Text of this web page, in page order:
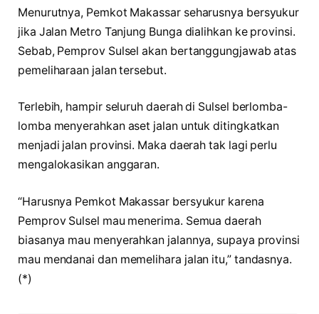
Menurutnya, Pemkot Makassar seharusnya bersyukur
jika Jalan Metro Tanjung Bunga dialihkan ke provinsi.
Sebab, Pemprov Sulsel akan bertanggungjawab atas
pemeliharaan jalan tersebut.
Terlebih, hampir seluruh daerah di Sulsel berlomba-
lomba menyerahkan aset jalan untuk ditingkatkan
menjadi jalan provinsi. Maka daerah tak lagi perlu
mengalokasikan anggaran.
“Harusnya Pemkot Makassar bersyukur karena
Pemprov Sulsel mau menerima. Semua daerah
biasanya mau menyerahkan jalannya, supaya provinsi
mau mendanai dan memelihara jalan itu,” tandasnya.
(*)